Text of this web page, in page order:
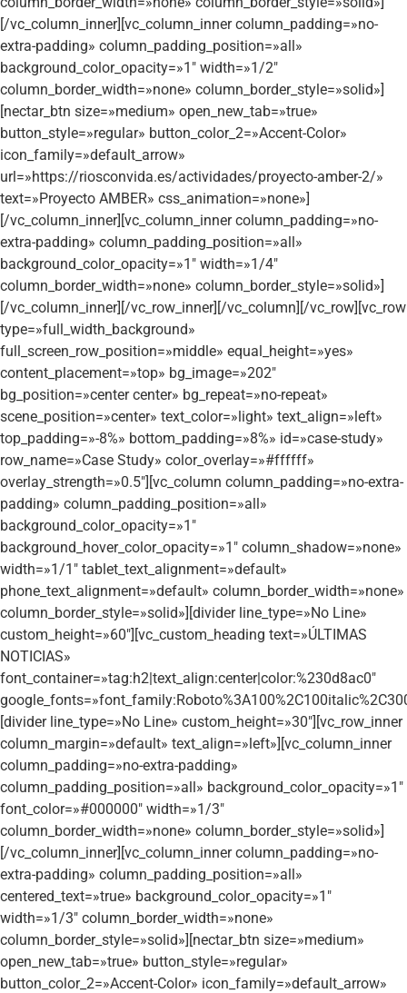
[/vc_column_inner][vc_column_inner column_padding=»no-
extra-padding» column_padding_position=»all»
background_color_opacity=»1″ width=»1/2″
column_border_width=»none» column_border_style=»solid»]
[nectar_btn size=»medium» open_new_tab=»true»
button_style=»regular» button_color_2=»Accent-Color»
icon_family=»default_arrow»
url=»https://riosconvida.es/actividades/proyecto-amber-2/»
text=»Proyecto AMBER» css_animation=»none»]
[/vc_column_inner][vc_column_inner column_padding=»no-
extra-padding» column_padding_position=»all»
background_color_opacity=»1″ width=»1/4″
column_border_width=»none» column_border_style=»solid»]
[/vc_column_inner][/vc_row_inner][/vc_column][/vc_row][vc_row
type=»full_width_background»
full_screen_row_position=»middle» equal_height=»yes»
content_placement=»top» bg_image=»202″
bg_position=»center center» bg_repeat=»no-repeat»
scene_position=»center» text_color=»light» text_align=»left»
top_padding=»-8%» bottom_padding=»8%» id=»case-study»
row_name=»Case Study» color_overlay=»#ffffff»
overlay_strength=»0.5″][vc_column column_padding=»no-extra-
padding» column_padding_position=»all»
background_color_opacity=»1″
background_hover_color_opacity=»1″ column_shadow=»none»
width=»1/1″ tablet_text_alignment=»default»
phone_text_alignment=»default» column_border_width=»none»
column_border_style=»solid»][divider line_type=»No Line»
custom_height=»60″][vc_custom_heading text=»ÚLTIMAS
NOTICIAS»
font_container=»tag:h2|text_align:center|color:%230d8ac0″
[divider line_type=»No Line» custom_height=»30″][vc_row_inner
column_margin=»default» text_align=»left»][vc_column_inner
column_padding=»no-extra-padding»
column_padding_position=»all» background_color_opacity=»1″
font_color=»#000000″ width=»1/3″
column_border_width=»none» column_border_style=»solid»]
[/vc_column_inner][vc_column_inner column_padding=»no-
extra-padding» column_padding_position=»all»
centered_text=»true» background_color_opacity=»1″
width=»1/3″ column_border_width=»none»
column_border_style=»solid»][nectar_btn size=»medium»
open_new_tab=»true» button_style=»regular»
button_color_2=»Accent-Color» icon_family=»default_arrow»